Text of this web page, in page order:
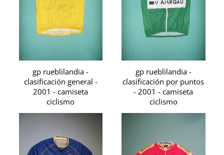
gp rueblilandia -
clasificación general -
2001 - camiseta
ciclismo
gp rueblilandia -
clasificación por puntos
- 2001 - camiseta
ciclismo